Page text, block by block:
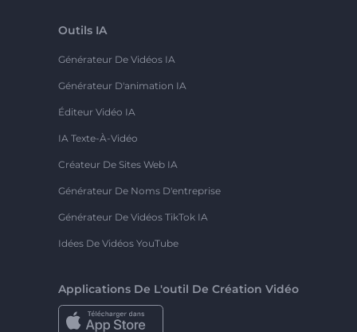
Outils IA
Générateur De Vidéos IA
Générateur D'animation IA
Éditeur Vidéo IA
IA Texte-À-Vidéo
Créateur De Sites Web IA
Générateur De Noms D'entreprise
Générateur De Vidéos TikTok IA
Idées De Vidéos YouTube
Applications De L'outil De Création Vidéo